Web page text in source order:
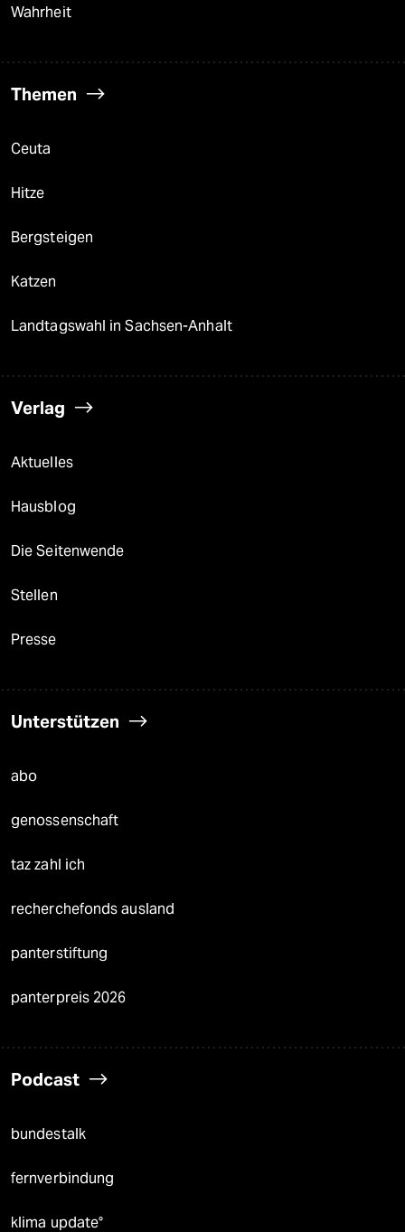
Wahrheit
Themen
Ceuta
Hitze
Bergsteigen
Katzen
Landtagswahl in Sachsen-Anhalt
Verlag
Aktuelles
Hausblog
Die Seitenwende
Stellen
Presse
Unterstützen
abo
genossenschaft
taz zahl ich
recherchefonds ausland
panterstiftung
panterpreis 2026
Podcast
bundestalk
fernverbindung
klima update°